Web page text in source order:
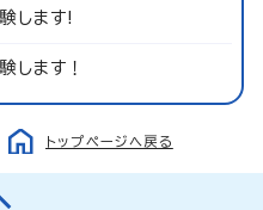
します!
します！
トップページへ戻る